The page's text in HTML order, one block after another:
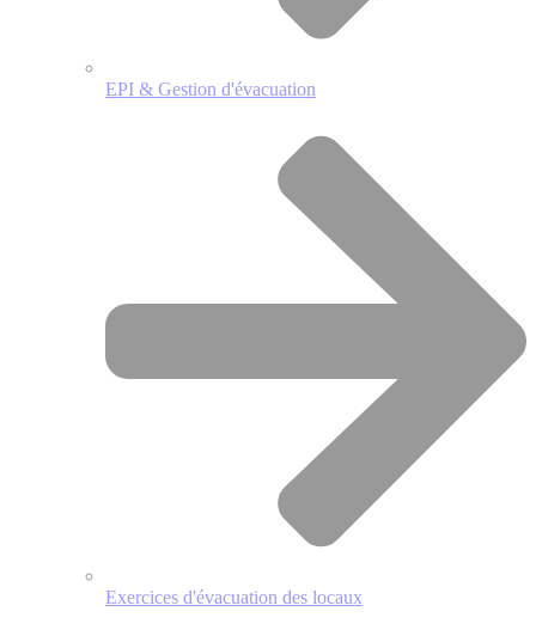
EPI & Gestion d'évacuation
Exercices d'évacuation des locaux